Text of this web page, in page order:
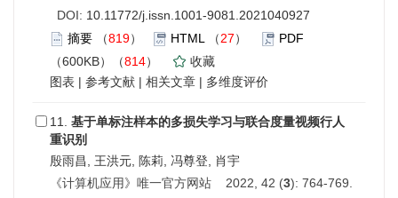
DOI: 10.11772/j.issn.1001-9081.2021040927
摘要 （819） HTML （27）
PDF
（600KB）（814）
收藏
图表 | 参考文献 | 相关文章 | 多维度评价
11. 基于单标注样本的多损失学习与联合度量视频行人
重识别
殷雨昌, 王洪元, 陈莉, 冯尊登, 肖宇
《计算机应用》唯一官方网站 2022, 42 (3): 764-769.